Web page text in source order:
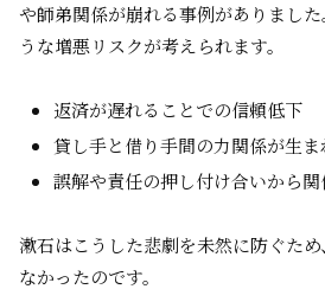
や師弟関係が崩れる事例がありまし
うな増悪リスクが考えられます。
返済が遅れることでの信頼低下
貸し手と借り手間の力関係が生ま
誤解や責任の押し付け合いから関
漱石はこうした悲劇を未然に防ぐた
なかったのです。